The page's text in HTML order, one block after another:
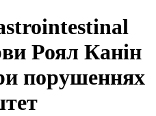
Роял Канін
порушеннях